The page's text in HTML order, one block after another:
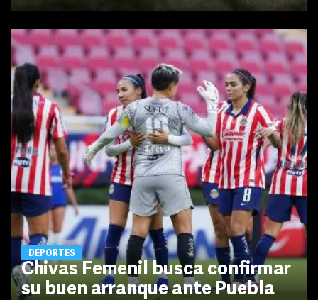
DEPORTES
Chivas Femenil busca confirmar
su buen arranque ante Puebla